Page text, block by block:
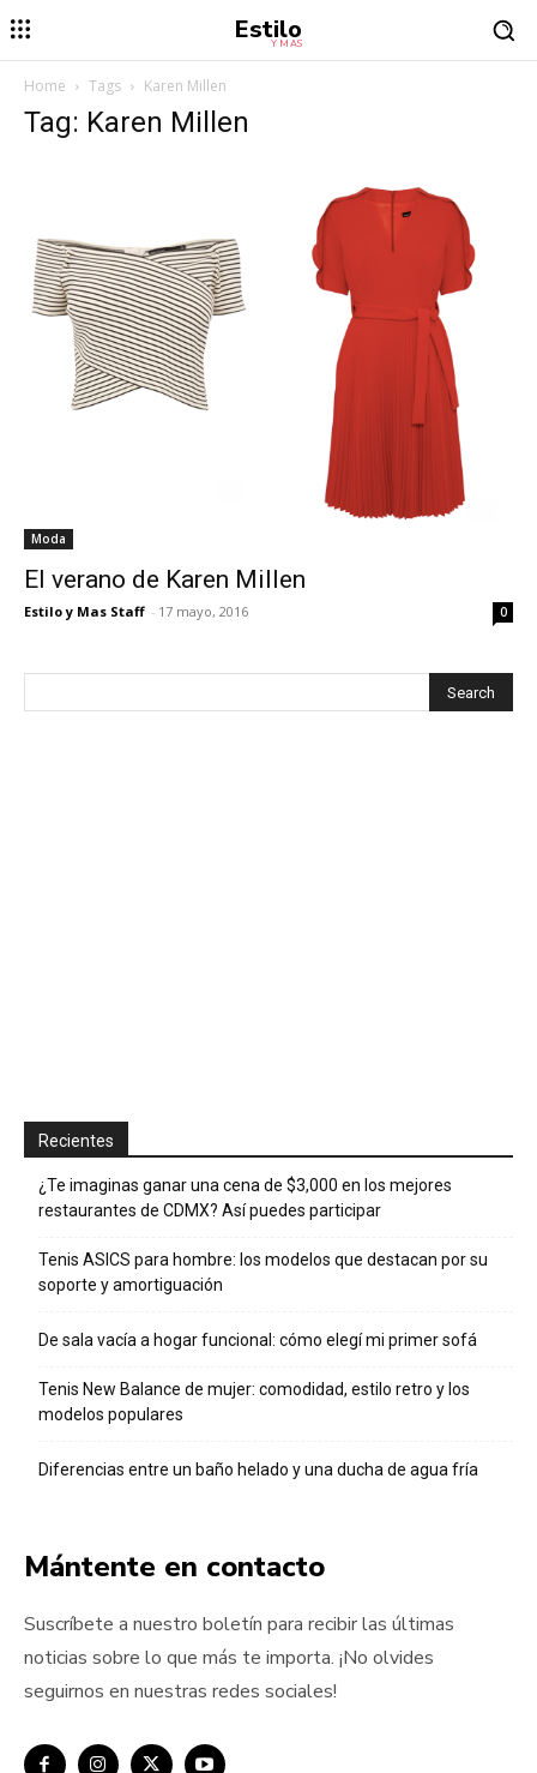
Estilo
Y MÁS
Home Tags Karen Millen
Tag: Karen Millen
Moda
El verano de Karen Millen
Estilo y Mas Staff - 17 mayo, 2016 0
Recientes
¿Te imaginas ganar una cena de $3,000 en los mejores
restaurantes de CDMX? Así puedes participar
Tenis ASICS para hombre: los modelos que destacan por su
soporte y amortiguación
De sala vacía a hogar funcional: cómo elegí mi primer sofá
Tenis New Balance de mujer: comodidad, estilo retro y los
modelos populares
Diferencias entre un baño helado y una ducha de agua fría
Mántente en contacto
Suscríbete a nuestro boletín para recibir las últimas
noticias sobre lo que más te importa. ¡No olvides
seguirnos en nuestras redes sociales!